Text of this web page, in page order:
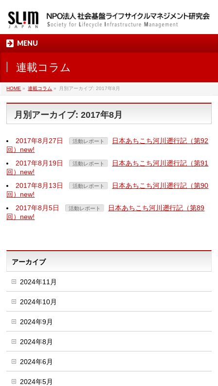
MENU
連載コラム
HOME » 連載コラム » 月別アーカイブ: 2017年8月
月別アーカイブ: 2017年8月
2017年8月27日 活動レポート
日本あちこち河川遡行記（第92
回）new!
2017年8月19日
活動レポート
日本あちこち河川遡行記（第91
回）new!
2017年8月13日
活動レポート
日本あちこち河川遡行記（第90
回）new!
2017年8月5日
活動レポート
日本あちこち河川遡行記（第89
回）new!
アーカイブ
2024年11月
2024年10月
2024年9月
2024年8月
2024年6月
2024年5月